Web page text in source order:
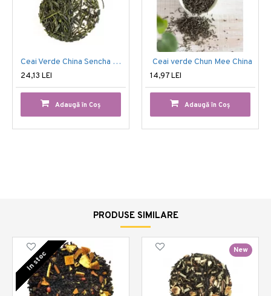
Ceai Verde China Sencha Organic
24,13 LEI
Adaugă în Coş
Ceai verde Chun Mee China
14,97 LEI
Adaugă în Coş
PRODUSE SIMILARE
In stoc New